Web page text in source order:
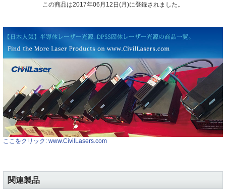
この商品は2017年06月12日(月)に登録されました。
ここをクリック: www.CivilLasers.com
関連製品